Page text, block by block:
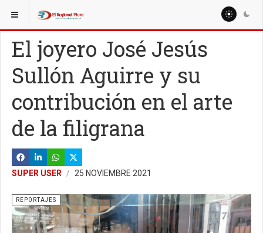
ESTÁ AQUÍ: ESPECIALES
El joyero José Jesús
Sullón Aguirre y su
contribución en el arte
de la filigrana
SUPER USER 25 NOVIEMBRE 2021
REPORTAJES